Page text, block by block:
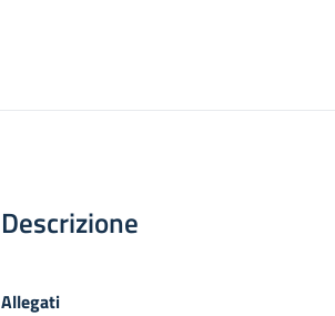
Descrizione
Allegati